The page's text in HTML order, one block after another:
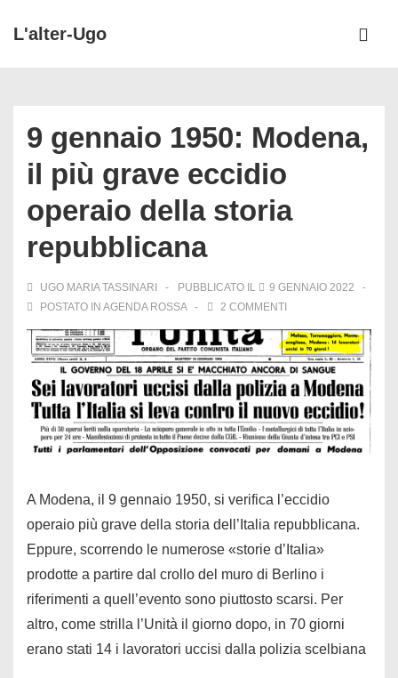
VaiL'alter-Ugo
9 gennaio 1950: Modena,
il più grave eccidio
operaio della storia
repubblicana
UGO MARIA TASSINARI PUBBLICATO IL
9 GENNAIO 2022
POSTATO IN AGENDA ROSSA 2 COMMENTI
A Modena, il 9 gennaio 1950, si verifica l’eccidio
operaio più grave della storia dell’Italia repubblicana.
Eppure, scorrendo le numerose «storie d’Italia»
prodotte a partire dal crollo del muro di Berlino i
riferimenti a quell’evento sono piuttosto scarsi. Per
altro, come strilla l’Unità il giorno dopo, in 70 giorni
erano stati 14 i lavoratori uccisi dalla polizia scelbiana